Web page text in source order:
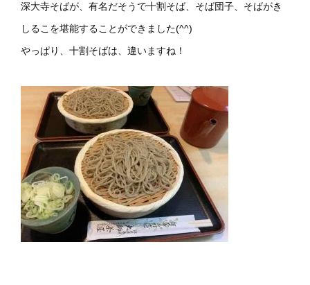
深大寺そばが、有名だそうで十割そば、そば団子、そばがき
しるこを堪能することができました(^^)
やっぱり、十割そばは、違いますね！